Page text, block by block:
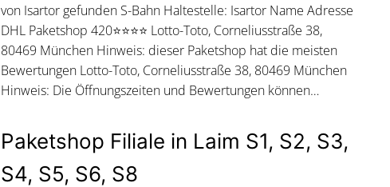
von Isartor gefunden S-Bahn Haltestelle: Isartor Name Adresse
DHL Paketshop 420⭐⭐⭐⭐ Lotto-Toto, Corneliusstraße 38,
80469 München Hinweis: dieser Paketshop hat die meisten
Bewertungen Lotto-Toto, Corneliusstraße 38, 80469 München
Hinweis: Die Öffnungszeiten und Bewertungen können…
Paketshop Filiale in Laim S1, S2, S3,
S4, S5, S6, S8